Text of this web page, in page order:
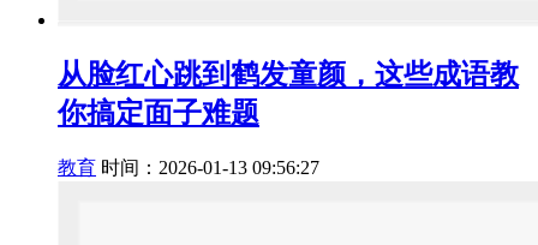
从脸红心跳到鹤发童颜，这些成语教
你搞定面子难题
教育 时间：2026-01-13 09:56:27